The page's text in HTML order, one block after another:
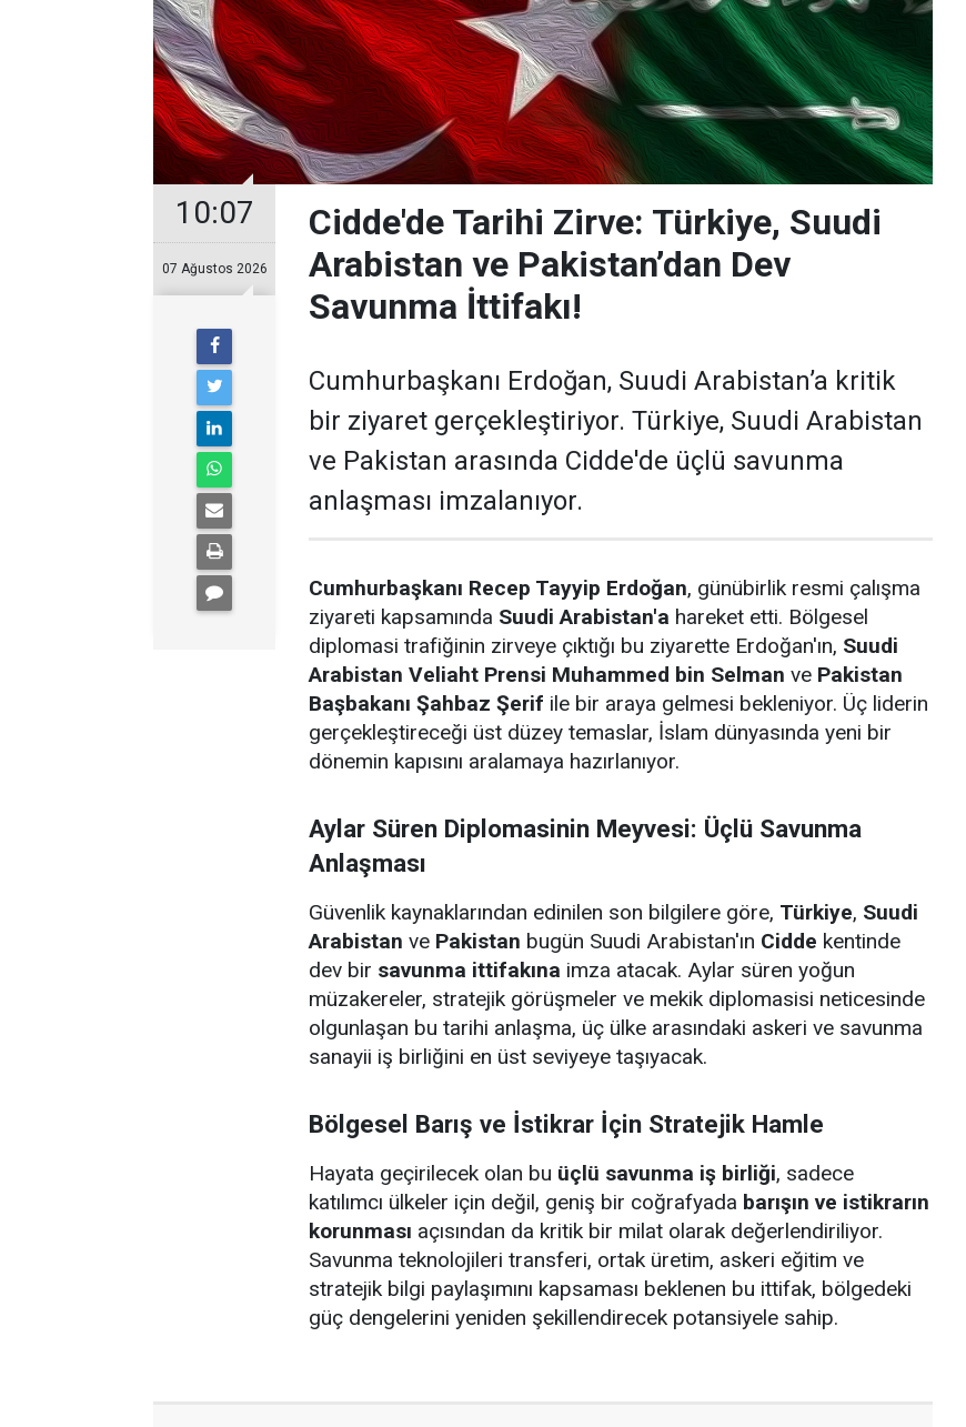
10:07
07 Ağustos 2026
Cidde'de Tarihi Zirve: Türkiye, Suudi
Arabistan ve Pakistan’dan Dev
Savunma İttifakı!
Cumhurbaşkanı Erdoğan, Suudi Arabistan’a kritik
bir ziyaret gerçekleştiriyor. Türkiye, Suudi Arabistan
ve Pakistan arasında Cidde'de üçlü savunma
anlaşması imzalanıyor.
Cumhurbaşkanı Recep Tayyip Erdoğan, günübirlik resmi çalışma
ziyareti kapsamında Suudi Arabistan'a hareket etti. Bölgesel
diplomasi trafiğinin zirveye çıktığı bu ziyarette Erdoğan'ın, Suudi
Arabistan Veliaht Prensi Muhammed bin Selman ve Pakistan
Başbakanı Şahbaz Şerif ile bir araya gelmesi bekleniyor. Üç liderin
gerçekleştireceği üst düzey temaslar, İslam dünyasında yeni bir
dönemin kapısını aralamaya hazırlanıyor.
Aylar Süren Diplomasinin Meyvesi: Üçlü Savunma
Anlaşması
Güvenlik kaynaklarından edinilen son bilgilere göre, Türkiye, Suudi
Arabistan ve Pakistan bugün Suudi Arabistan'ın Cidde kentinde
dev bir savunma ittifakına imza atacak. Aylar süren yoğun
müzakereler, stratejik görüşmeler ve mekik diplomasisi neticesinde
olgunlaşan bu tarihi anlaşma, üç ülke arasındaki askeri ve savunma
sanayii iş birliğini en üst seviyeye taşıyacak.
Bölgesel Barış ve İstikrar İçin Stratejik Hamle
Hayata geçirilecek olan bu üçlü savunma iş birliği, sadece
katılımcı ülkeler için değil, geniş bir coğrafyada barışın ve istikrarın
korunması açısından da kritik bir milat olarak değerlendiriliyor.
Savunma teknolojileri transferi, ortak üretim, askeri eğitim ve
stratejik bilgi paylaşımını kapsaması beklenen bu ittifak, bölgedeki
güç dengelerini yeniden şekillendirecek potansiyele sahip.